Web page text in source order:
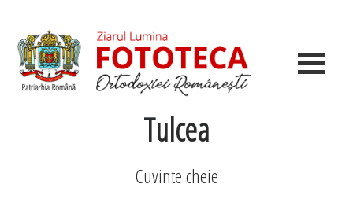
Tulcea
Cuvinte cheie